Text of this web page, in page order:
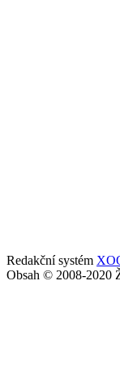
Redakční systém
Obsah © 2008-2020